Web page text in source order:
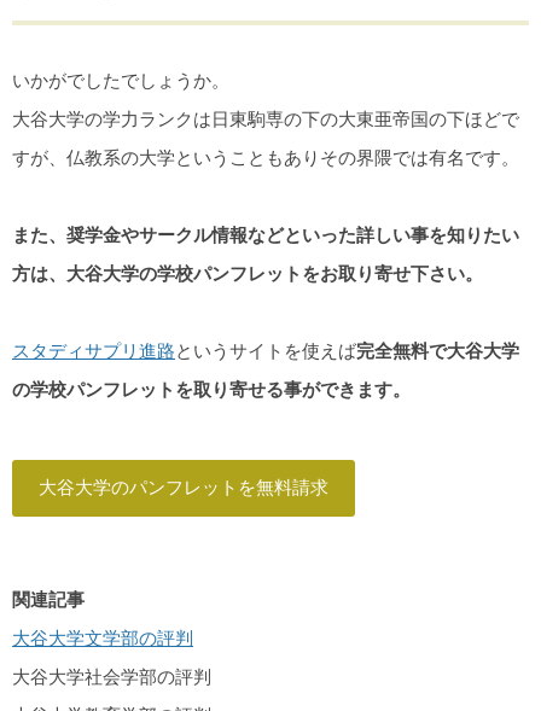
いかがでしたでしょうか。
大谷大学の学力ランクは日東駒専の下の大東亜帝国の下ほどで
すが、仏教系の大学ということもありその界隈では有名です。
また、奨学金やサークル情報などといった詳しい事を知りたい
方は、大谷大学の学校パンフレットをお取り寄せ下さい。
スタディサプリ進路というサイトを使えば完全無料で大谷大学
の学校パンフレットを取り寄せる事ができます。
大谷大学のパンフレットを無料請求
関連記事
大谷大学文学部の評判
大谷大学社会学部の評判